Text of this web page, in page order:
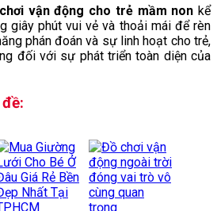
vận động cho trẻ mầm non kể
giây phút vui vẻ và thoải mái để rèn
phán đoán và sự linh hoạt cho trẻ,
đối với sự phát triển toàn diện của